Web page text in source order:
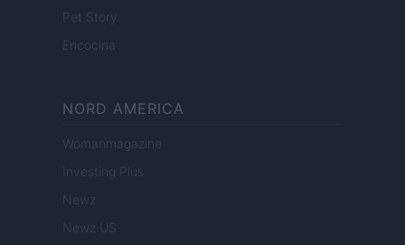
Pet Story
Encocina
NORD AMERICA
Womanmagazine
Investing Plus
Newz
Newz US